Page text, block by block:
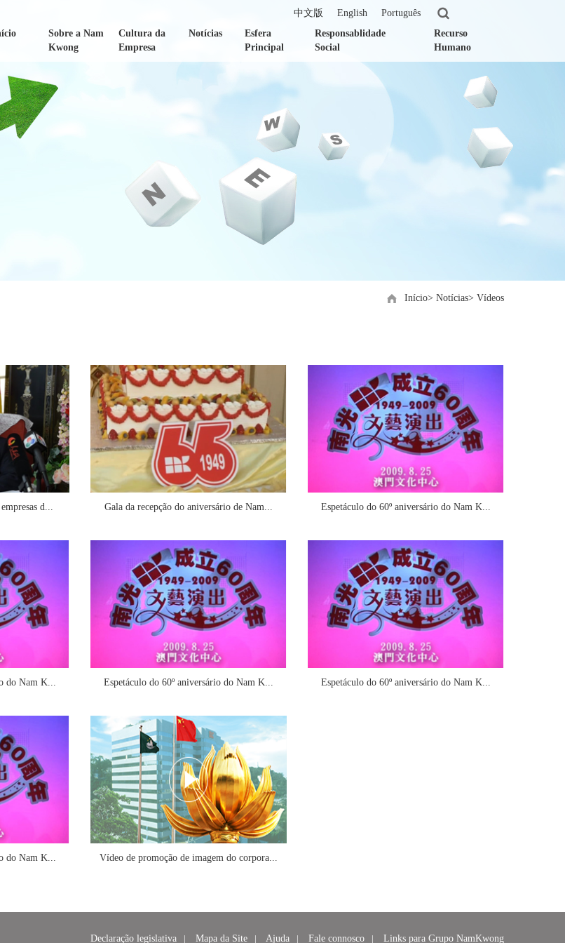
中文版 English
Português
Sobre a Nam
Kwong
Cultura da
Empresa
Notícias
Esfera
Principal
Responsablidade
Social
Recurso
Humano
Início> Notícias> Vídeos
d... Gala da recepção do aniversário de Nam... Espetáculo do 60º aniversário do Nam K...
do Nam K... Espetáculo do 60º aniversário do Nam K... Espetáculo do 60º aniversário do Nam K...
do Nam K... Vídeo de promoção de imagem do corpora...
Declaração legislativa | Mapa da Site | Ajuda | Fale connosco | Links para Grupo NamKwong